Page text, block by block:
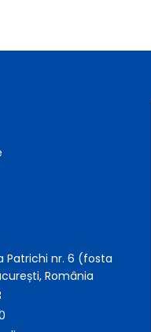
Patrichi nr. 6 (fosta
România